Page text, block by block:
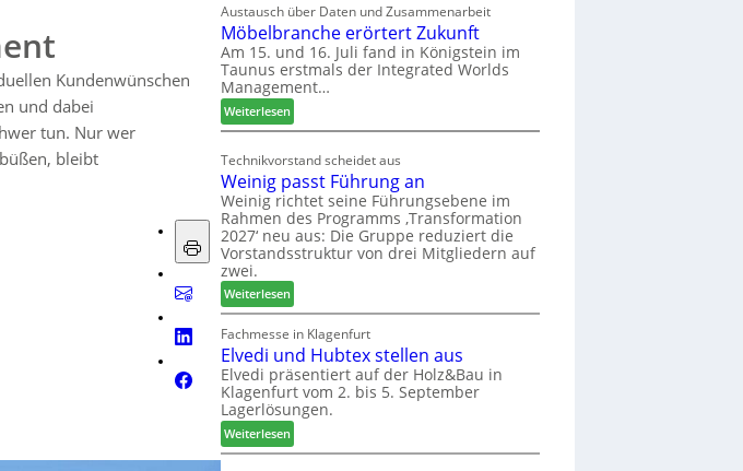
Kundenwünschen
und dabei
tun. Nur wer
bleibt
e
u
c
o
l
d
z
u
r
H
a
s
m
s
s
e
Austausch über Daten und Zusammenarbeit
Möbelbranche erörtert Zukunft
Am 15. und 16. Juli fand in Königstein im
Taunus erstmals der Integrated Worlds
Management…
Weiterlesen:
M
b
e
l
b
r
n
c
h
e
r
ö
r
t
Technikvorstand scheidet aus
Weinig passt Führung an
Weinig richtet seine Führungsebene im
Rahmen des Programms ‚Transformation
2027‘ neu aus: Die Gruppe reduziert die
Vorstandsstruktur von drei Mitgliedern auf
zwei.
Weiterlesen:
W
e
i
n
i
g
a
Fachmesse in Klagenfurt
Elvedi und Hubtex stellen aus
Elvedi präsentiert auf der Holz&Bau in
Klagenfurt vom 2. bis 5. September
Lagerlösungen.
Weiterlesen:
E